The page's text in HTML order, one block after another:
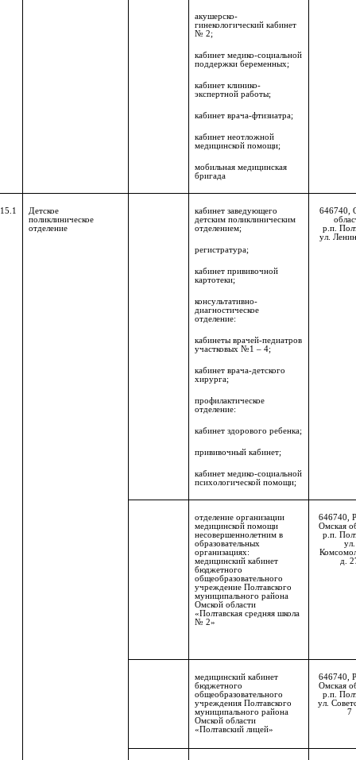
акушерско-
гинекологический кабинет
№ 2;
кабинет медико-социальной
поддержки беременных;
кабинет клинико-
экспертной работы;
кабинет врача-фтизиатра;
кабинет неотложной
медицинской помощи;
мобильная медицинская
бригада
15.1
Детское
поликлиническое
отделение
кабинет заведующего
детским поликлиническим
отделением;
регистратура;
кабинет прививочной
картотеки;
консультативно-
диагностическое
отделение:
кабинеты врачей-педиатров
участковых№1 – 4;
кабинет врача-детского
хирурга;
профилактическое
отделение:
кабинет здорового ребенка;
прививочный кабинет;
кабинет медико-социальной
психологической помощи;
646740,
р.п.
ул.
отделение организации
медицинской помощи
несовершеннолетним в
образовательных
организациях:
медицинский кабинет
бюджетного
общеобразовательного
учреждение Полтавского
муниципального района
Омской области
«Полтавская средняя школа
№ 2»
646740,
Омская
р.п.
ул.
д.
медицинский кабинет
бюджетного
общеобразовательного
учреждения Полтавского
муниципального района
Омской области
«Полтавский лицей»
646740,
Омская
р.п.
ул.
7